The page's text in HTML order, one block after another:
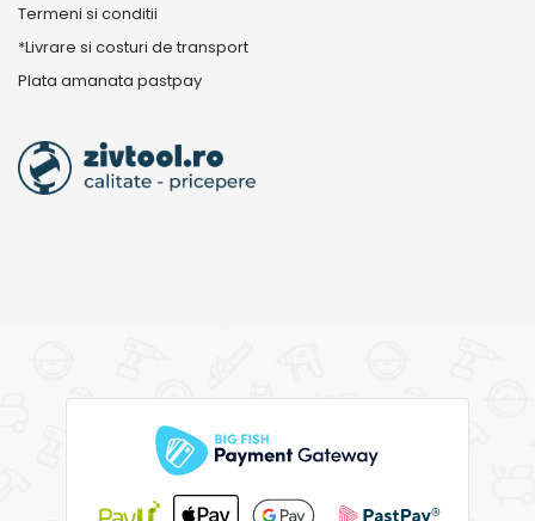
Termeni si conditii
*Livrare si costuri de transport
Plata amanata pastpay